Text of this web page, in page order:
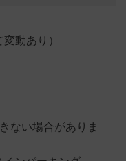
動あり）
ない場合がありま